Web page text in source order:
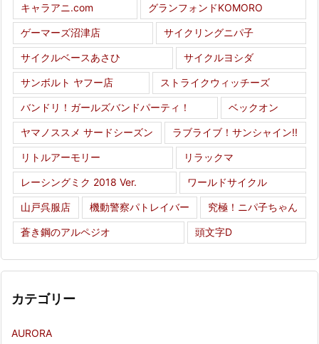
キャラアニ.com グランフォンドKOMORO
ゲーマーズ沼津店 サイクリングニパ子
サイクルベースあさひ サイクルヨシダ
サンボルト ヤフー店 ストライクウィッチーズ
バンドリ！ガールズバンドパーティ！ ベックオン
ヤマノススメ サードシーズン ラブライブ！サンシャイン!!
リトルアーモリー リラックマ
レーシングミク 2018 Ver. ワールドサイクル
山戸呉服店 機動警察パトレイバー 究極！ニパ子ちゃん
蒼き鋼のアルペジオ 頭文字D
カテゴリー
AURORA